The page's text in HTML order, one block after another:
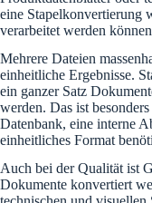
eine Stapelkonvertierung
verarbeitet werden
Mehrere Dateien
einheitliche Ergebnisse.
ein ganzer Satz
werden. Das ist
Datenbank, eine interne
einheitliches Format
Auch bei der Qualität ist
Dokumente konvertiert